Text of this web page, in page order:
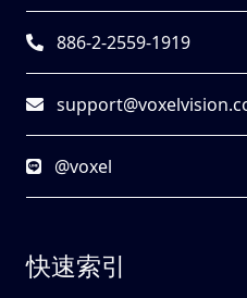
886-2-2559-1919
@voxel
快速索引